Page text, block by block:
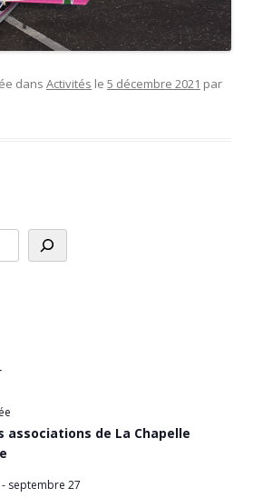
dans Activités le 5 décembre 2021 par
associations de La Chapelle
- septembre 27